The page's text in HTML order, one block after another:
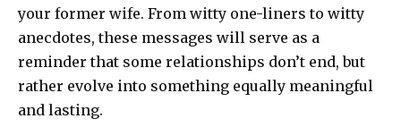
your former wife. From witty one-liners to witty
anecdotes, these messages will serve as a
reminder that some relationships don’t end, but
rather evolve into something equally meaningful
and lasting.